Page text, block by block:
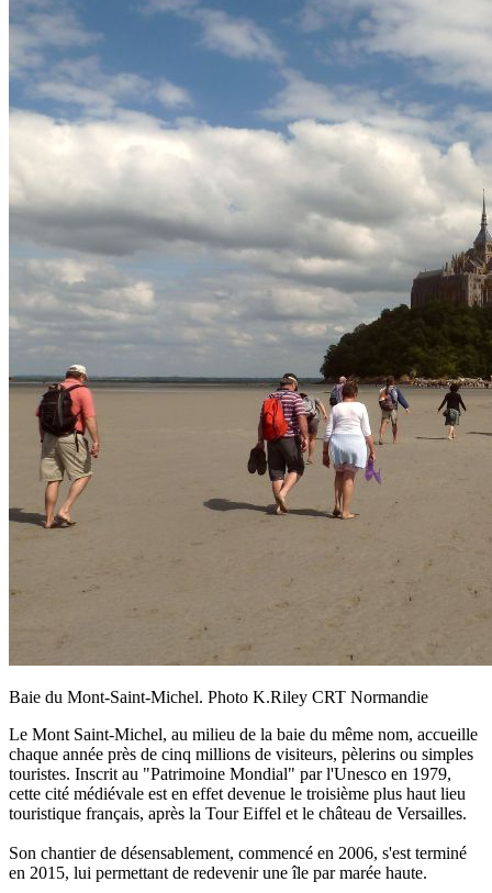
Baie du Mont-Saint-Michel. Photo K.Riley CRT Normandie
Le Mont Saint-Michel, au milieu de la baie du même nom, accueille
chaque année près de cinq millions de visiteurs, pèlerins ou simples
touristes. Inscrit au "Patrimoine Mondial" par l'Unesco en 1979,
cette cité médiévale est en effet devenue le troisième plus haut lieu
touristique français, après la Tour Eiffel et le château de Versailles.
Son chantier de désensablement, commencé en 2006, s'est terminé
en 2015, lui permettant de redevenir une île par marée haute.